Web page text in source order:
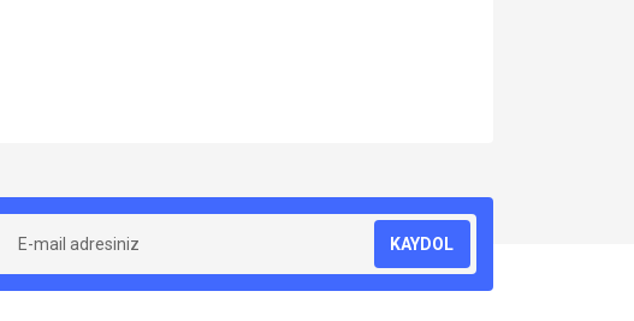
KAYDOL